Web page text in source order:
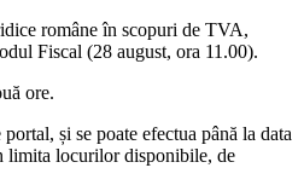
române în scopuri de TVA,
Fiscal (28 august, ora 11.00).
ore.
și se poate efectua până la data
limita locurilor disponibile, de